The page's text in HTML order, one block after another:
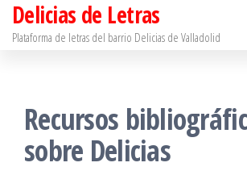
SaltarDelicias de Letras
Plataforma de letras del barrio Delicias de Valladolid
Recursos
sobre Delicias